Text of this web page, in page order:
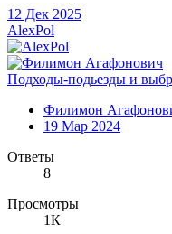
12 Дек 2025
AlexPol
Подходы-подьезды и
Филимон
19 Мар 2024
Ответы
8
Просмотры
1К